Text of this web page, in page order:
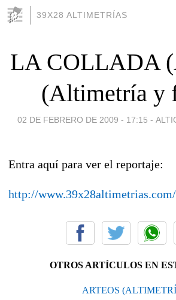
39X28 ALTIMETRÍAS
LA COLLADA
(Altimetría y
02 DE FEBRERO DE 2009 - 17:15 -
Entra aquí para ver el reportaje:
http://
OTROS ARTÍCULOS EN
ARTEOS